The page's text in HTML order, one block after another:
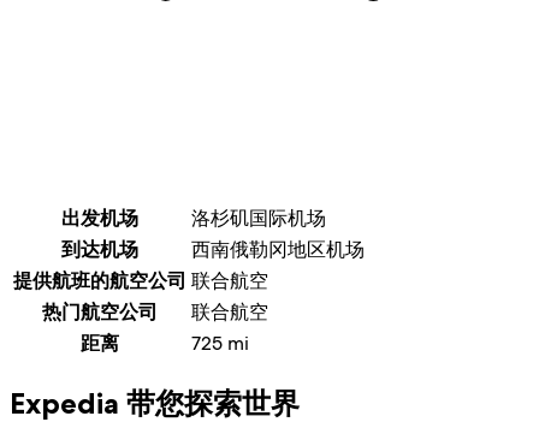
出发机场 洛杉矶国际机场
到达机场 西南俄勒冈地区机场
提供航班的航空公司 联合航空
热门航空公司 联合航空
距离 725 mi
Expedia 带您探索世界